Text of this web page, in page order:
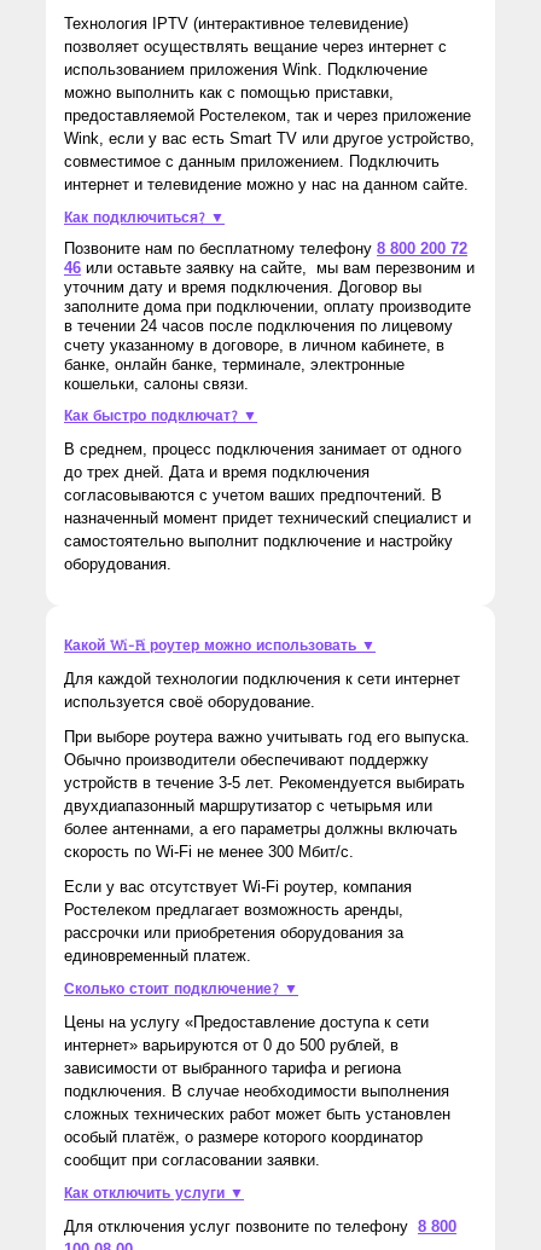
Технология IPTV (интерактивное телевидение)
позволяет осуществлять вещание через интернет с
использованием приложения Wink. Подключение
можно выполнить как с помощью приставки,
предоставляемой Ростелеком, так и через приложение
Wink, если у вас есть Smart TV или другое устройство,
совместимое с данным приложением. Подключить
интернет и телевидение можно у нас на данном сайте.
Как подключиться? ▼
Позвоните нам по бесплатному телефону 8 800 200 72
46 или оставьте заявку на сайте, мы вам перезвоним и
уточним дату и время подключения. Договор вы
заполните дома при подключении, оплату производите
в течении 24 часов после подключения по лицевому
счету указанному в договоре, в личном кабинете, в
банке, онлайн банке, терминале, электронные
кошельки, салоны связи.
Как быстро подключат? ▼
В среднем, процесс подключения занимает от одного
до трех дней. Дата и время подключения
согласовываются с учетом ваших предпочтений. В
назначенный момент придет технический специалист и
самостоятельно выполнит подключение и настройку
оборудования.
Какой Wi-Fi роутер можно использовать ▼
Для каждой технологии подключения к сети интернет
используется своё оборудование.
При выборе роутера важно учитывать год его выпуска.
Обычно производители обеспечивают поддержку
устройств в течение 3-5 лет. Рекомендуется выбирать
двухдиапазонный маршрутизатор с четырьмя или
более антеннами, а его параметры должны включать
скорость по Wi-Fi не менее 300 Мбит/с.
Если у вас отсутствует Wi-Fi роутер, компания
Ростелеком предлагает возможность аренды,
рассрочки или приобретения оборудования за
единовременный платеж.
Сколько стоит подключение? ▼
Цены на услугу «Предоставление доступа к сети
интернет» варьируются от 0 до 500 рублей, в
зависимости от выбранного тарифа и региона
подключения. В случае необходимости выполнения
сложных технических работ может быть установлен
особый платёж, о размере которого координатор
сообщит при согласовании заявки.
Как отключить услуги ▼
Для отключения услуг позвоните по телефону 8 800